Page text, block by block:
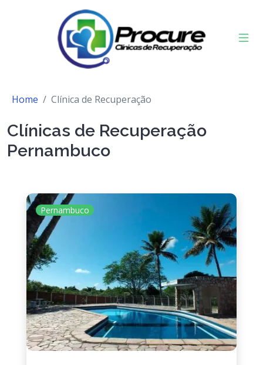
Home Clínica de Recuperação
Clínicas de Recuperação
Pernambuco
Pernambuco